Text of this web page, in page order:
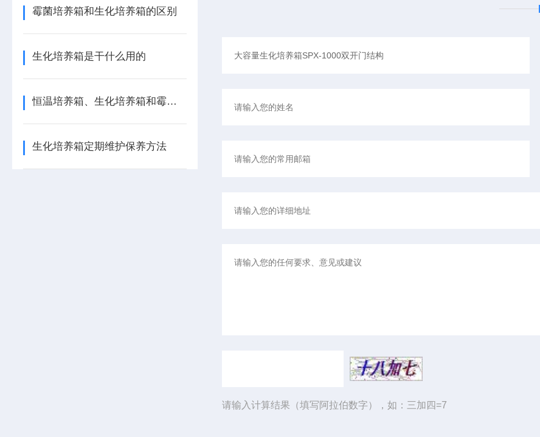
霉菌培养箱和生化培养箱的区别
生化培养箱是干什么用的
恒温培养箱、生化培养箱和霉菌培养区别
生化培养箱定期维护保养方法
请输入计算结果（填写阿拉伯数字），如：三加四=7